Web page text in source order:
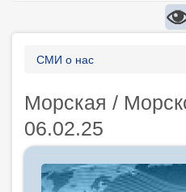
Строка
СМИ о нас
Морская /
06.02.25